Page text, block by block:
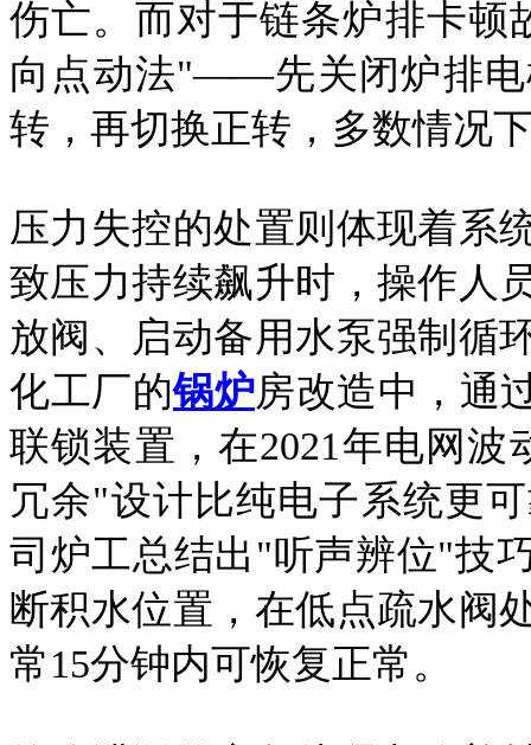
伤亡。而对于链条炉排卡顿
向点动法"——先关闭炉排电
转，再切换正转，多数情况
压力失控的处置则体现着系
致压力持续飙升时，操作人
放阀、启动备用水泵强制循
化工厂的锅炉房改造中，通
联锁装置，在2021年电网
冗余"设计比纯电子系统更
司炉工总结出"听声辨位"技
断积水位置，在低点疏水阀
常15分钟内可恢复正常。